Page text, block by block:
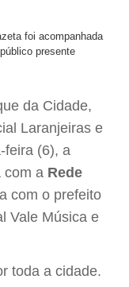
foi acompanhada
presente
da Cidade,
Laranjeiras e
feira (6), a
com a Rede
com o prefeito
Vale Música e
toda a cidade.